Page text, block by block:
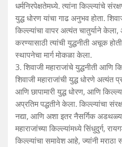
धर्मनिरपेक्षतेमध्ये. त्यांना किल्ल्यांचे
युद्ध धोरण यांचा गाढ अनुभव होता.
किल्ल्यांचा वापर अत्यंत चातुर्याने
करण्यासाठी त्यांची युद्धनीती अचूक
स्थापनेचा मार्ग मोकळा केला.
3. शिवाजी महाराजांचे युद्धनीती आणि
शिवाजी महाराजांची युद्ध धोरणे अत्यंत
आणि छापामारी युद्ध धोरण, आणि
अप्रतिम पद्धतीने केला. किल्ल्यांचा
नद्या, आणि अशा इतर नैसर्गिक
महाराजांच्या किल्ल्यांमध्ये सिंधुदुर्ग,
किल्ल्यांचा समावेश आहे, ज्यांनी मराठा